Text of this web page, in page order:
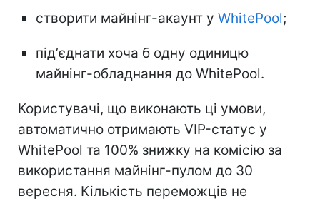
створити майнінг-акаунт у WhitePool;
підʼєднати хоча б одну одиницю
майнінг-обладнання до WhitePool.
Користувачі, що виконають ці умови,
автоматично отримають VIP-статус у
WhitePool та 100% знижку на комісію за
використання майнінг-пулом до 30
вересня. Кількість переможців не